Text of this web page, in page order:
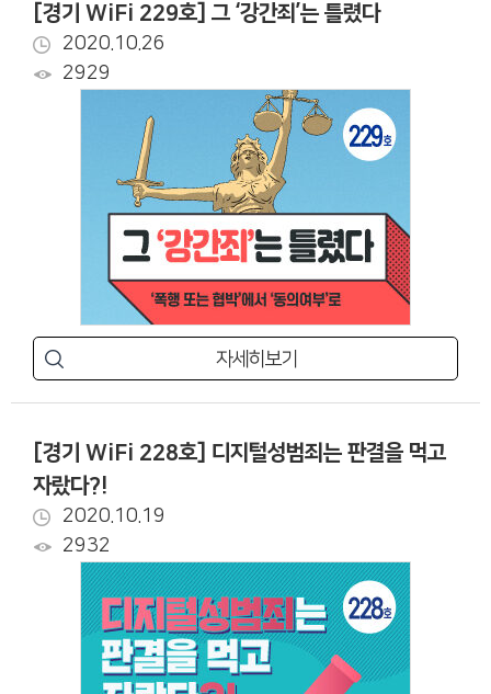
[경기 WiFi 229호] 그 ‘강간죄’는 틀렸다
2020.10.26
2929
자세히보기
[경기 WiFi 228호] 디지털성범죄는 판결을 먹고
자랐다?!
2020.10.19
2932